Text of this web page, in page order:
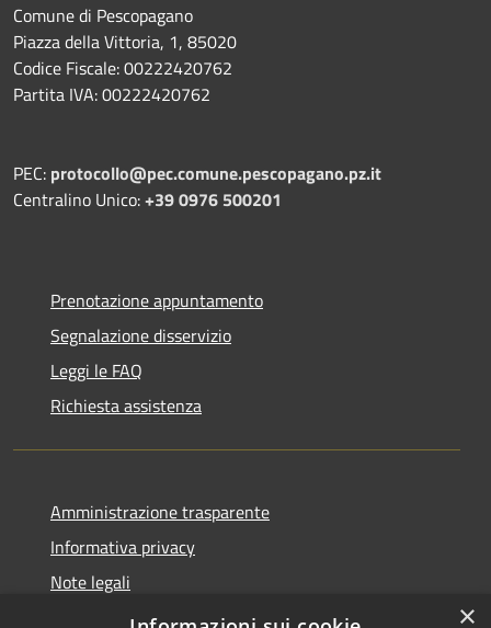
Comune di Pescopagano
Piazza della Vittoria, 1, 85020
Codice Fiscale: 00222420762
Partita IVA: 00222420762
PEC: protocollo@pec.comune.pescopagano.pz.it
Centralino Unico:+39 0976 500201
Prenotazione appuntamento
Segnalazione disservizio
Leggi le FAQ
Richiesta assistenza
Amministrazione trasparente
Informativa privacy
Note legali
Dichiarazione di accessibilità
×